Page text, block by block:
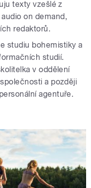
texty vzešlé z
on demand,
redaktorů.
studiu bohemistiky a
studií.
v oddělení
a později
agentuře.